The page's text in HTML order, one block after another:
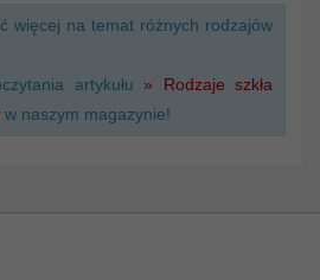
więcej na temat różnych rodzajów
artykułu » Rodzaje szkła
w naszym magazynie!